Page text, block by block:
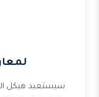
سيستعيد هيكل